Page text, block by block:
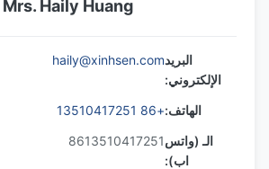
Mrs. Haily Huang
البريد
الإلكتروني:
haily@xinhsen.com
الهاتف:+86 13510417251
الـ (واتس
اب):
8613510417251